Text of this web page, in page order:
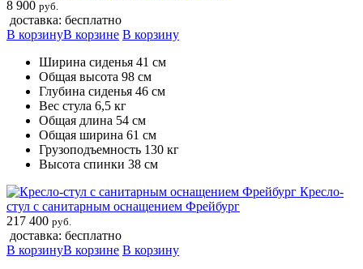
8 900 руб.
доставка: бесплатно
В корзинуВ корзине В корзину
Ширина сиденья 41 см
Общая высота 98 см
Глубина сиденья 46 см
Вес стула 6,5 кг
Общая длина 54 см
Общая ширина 61 см
Грузоподъемность 130 кг
Высота спинки 38 см
Кресло-
стул с санитарным оснащением Фрейбург
217 400 руб.
доставка: бесплатно
В корзинуВ корзине В корзину